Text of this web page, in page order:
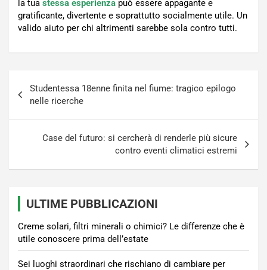
la tua stessa esperienza può essere appagante e
gratificante, divertente e soprattutto socialmente utile. Un
valido aiuto per chi altrimenti sarebbe sola contro tutti.
articoli
Studentessa 18enne finita nel fiume: tragico epilogo
nelle ricerche
Case del futuro: si cercherà di renderle più sicure
contro eventi climatici estremi
ULTIME PUBBLICAZIONI
Creme solari, filtri minerali o chimici? Le differenze che è
utile conoscere prima dell’estate
Sei luoghi straordinari che rischiano di cambiare per